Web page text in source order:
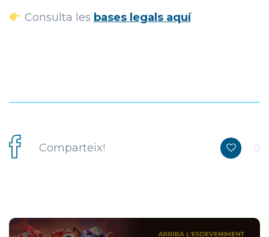
Consulta les bases legals aquí
Comparteix! 0